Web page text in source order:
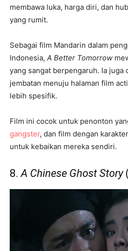
membawa luka, harga diri, dan
yang rumit.
Sebagai film Mandarin dalam
Indonesia, A Better Tomorrow
yang sangat berpengaruh. Ia juga
jembatan menuju halaman film
lebih spesifik.
Film ini cocok untuk penonton
gangster, dan film dengan
untuk kebaikan mereka sendiri.
8.A Chinese Ghost Story